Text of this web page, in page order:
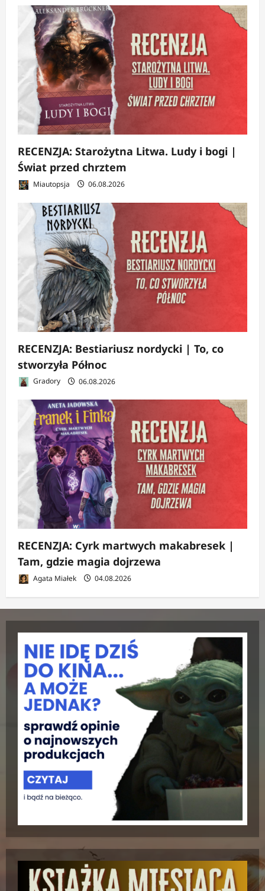
RECENZJA: Starożytna Litwa. Ludy i bogi |
Świat przed chrztem
Miautopsja 06.08.2026
RECENZJA: Bestiariusz nordycki | To, co
stworzyła Północ
Gradory 06.08.2026
RECENZJA: Cyrk martwych makabresek |
Tam, gdzie magia dojrzewa
Agata Miałek 04.08.2026